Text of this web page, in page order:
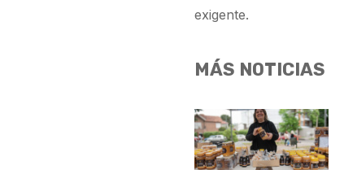
exigente.
MÁS NOTICIAS